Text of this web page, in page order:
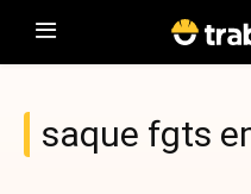
saque fgts